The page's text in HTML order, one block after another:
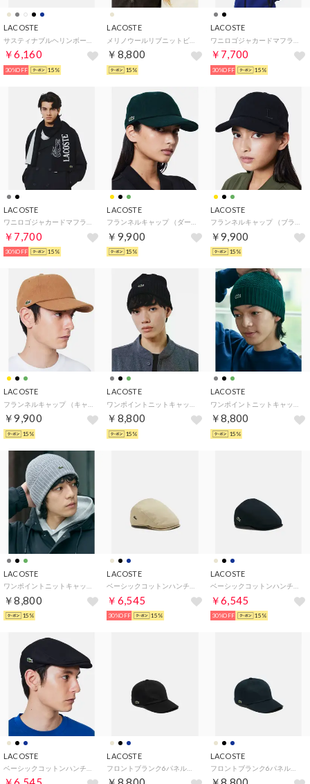
LACOSTE
￥6,160
30%OFF 15%
LACOSTE
￥8,800
15%
LACOSTE
￥7,700
30%OFF 15%
LACOSTE
￥7,700
30%OFF 15%
LACOSTE
￥9,900
15%
LACOSTE
￥9,900
15%
LACOSTE
￥9,900
15%
LACOSTE
￥8,800
15%
LACOSTE
￥8,800
15%
LACOSTE
￥8,800
15%
LACOSTE
￥6,545
30%OFF 15%
LACOSTE
￥6,545
30%OFF 15%
LACOSTE LACOSTE LACOSTE
フロントブランク6パネルキャップ （ネイビー)